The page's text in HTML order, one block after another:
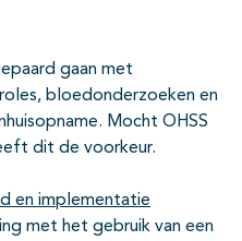
gaan met
bloedonderzoeken en
Mocht OHSS
dit de voorkeur.
en implementatie
met het gebruik van een